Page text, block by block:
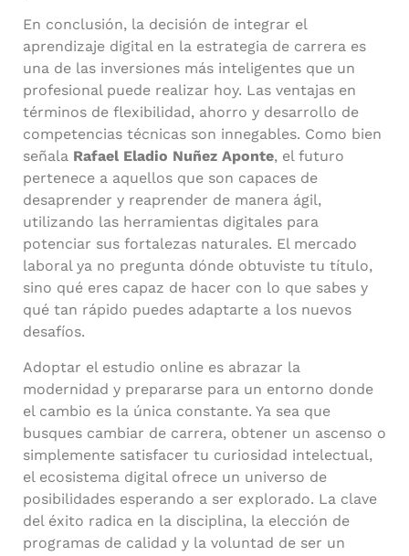
En conclusión, la decisión de integrar el
aprendizaje digital en la estrategia de carrera es
una de las inversiones más inteligentes que un
profesional puede realizar hoy. Las ventajas en
términos de flexibilidad, ahorro y desarrollo de
competencias técnicas son innegables. Como bien
señala Rafael Eladio Nuñez Aponte, el futuro
pertenece a aquellos que son capaces de
desaprender y reaprender de manera ágil,
utilizando las herramientas digitales para
potenciar sus fortalezas naturales. El mercado
laboral ya no pregunta dónde obtuviste tu título,
sino qué eres capaz de hacer con lo que sabes y
qué tan rápido puedes adaptarte a los nuevos
desafíos.
Adoptar el estudio online es abrazar la
modernidad y prepararse para un entorno donde
el cambio es la única constante. Ya sea que
busques cambiar de carrera, obtener un ascenso o
simplemente satisfacer tu curiosidad intelectual,
el ecosistema digital ofrece un universo de
posibilidades esperando a ser explorado. La clave
del éxito radica en la disciplina, la elección de
programas de calidad y la voluntad de ser un